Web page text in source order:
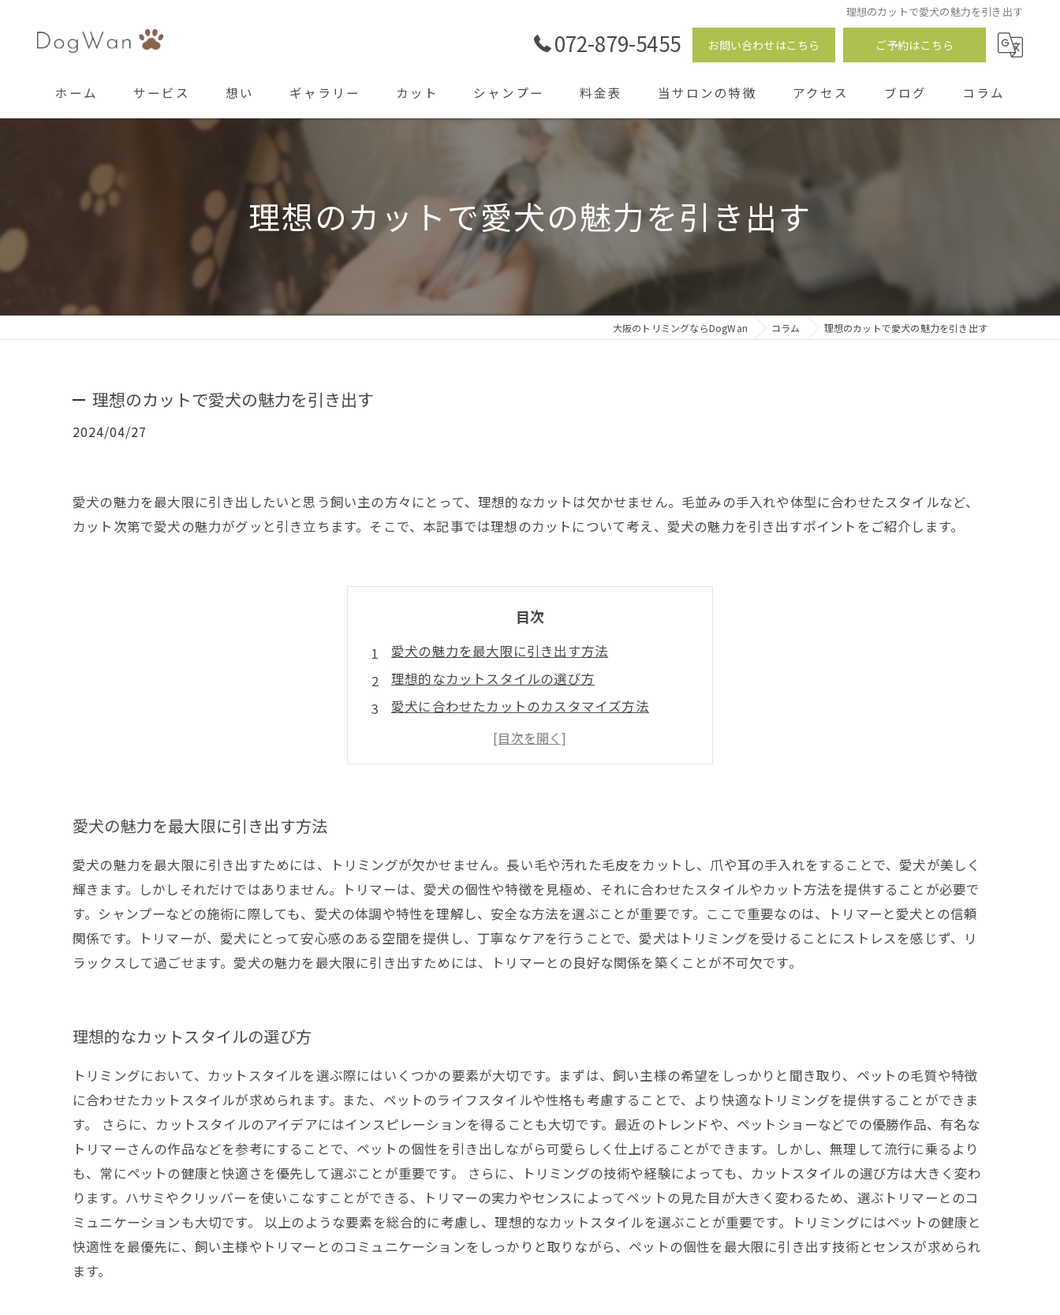
理想のカットで愛犬の魅力を引き出す
072-879-5455 お問い合わせはこちら ご予約はこちら
ホーム サービス 想い ギャラリー カット シャンプー 料金表 当サロンの特徴
ごあいさつ
ホテル
送迎
アクセス ブログ コラム
理想のカットで愛犬の魅力を引き出す
大阪のトリミングならDogWan コラム 理想のカットで愛犬の魅力を引き出す
理想のカットで愛犬の魅力を引き出す
2024/04/27
愛犬の魅力を最大限に引き出したいと思う飼い主の方々にとって、理想的なカットは欠かせません。毛並みの手入れや体型に合わせたスタイルなど、
カット次第で愛犬の魅力がグッと引き立ちます。そこで、本記事では理想のカットについて考え、愛犬の魅力を引き出すポイントをご紹介します。
目次
愛犬の魅力を最大限に引き出す方法
理想的なカットスタイルの選び方
愛犬に合わせたカットのカスタマイズ方法
カットによる健康管理のポイント
プロも使うカット道具の選び方
愛犬の魅力を最大限に引き出す方法
愛犬の魅力を最大限に引き出すためには、トリミングが欠かせません。長い毛や汚れた毛皮をカットし、爪や耳の手入れをすることで、愛犬が美しく
輝きます。しかしそれだけではありません。トリマーは、愛犬の個性や特徴を見極め、それに合わせたスタイルやカット方法を提供することが必要で
す。シャンプーなどの施術に際しても、愛犬の体調や特性を理解し、安全な方法を選ぶことが重要です。ここで重要なのは、トリマーと愛犬との信頼
関係です。トリマーが、愛犬にとって安心感のある空間を提供し、丁寧なケアを行うことで、愛犬はトリミングを受けることにストレスを感じず、リ
ラックスして過ごせます。愛犬の魅力を最大限に引き出すためには、トリマーとの良好な関係を築くことが不可欠です。
理想的なカットスタイルの選び方
トリミングにおいて、カットスタイルを選ぶ際にはいくつかの要素が大切です。まずは、飼い主様の希望をしっかりと聞き取り、ペットの毛質や特徴
に合わせたカットスタイルが求められます。また、ペットのライフスタイルや性格も考慮することで、より快適なトリミングを提供することができま
す。 さらに、カットスタイルのアイデアにはインスピレーションを得ることも大切です。最近のトレンドや、ペットショーなどでの優勝作品、有名な
トリマーさんの作品などを参考にすることで、ペットの個性を引き出しながら可愛らしく仕上げることができます。しかし、無理して流行に乗るより
も、常にペットの健康と快適さを優先して選ぶことが重要です。 さらに、トリミングの技術や経験によっても、カットスタイルの選び方は大きく変わ
ります。ハサミやクリッパーを使いこなすことができる、トリマーの実力やセンスによってペットの見た目が大きく変わるため、選ぶトリマーとのコ
ミュニケーションも大切です。 以上のような要素を総合的に考慮し、理想的なカットスタイルを選ぶことが重要です。トリミングにはペットの健康と
快適性を最優先に、飼い主様やトリマーとのコミュニケーションをしっかりと取りながら、ペットの個性を最大限に引き出す技術とセンスが求められ
ます。